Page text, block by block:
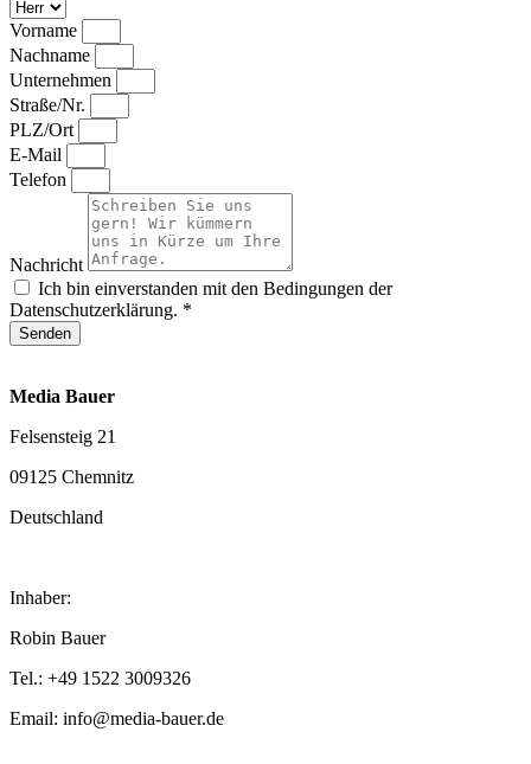
Vorname
Nachname
Unternehmen
Straße/Nr.
PLZ/Ort
E-Mail
Telefon
Nachricht
Ich bin einverstanden mit den Bedingungen der
Datenschutzerklärung. *
Senden
Media Bauer
Felsensteig 21
09125 Chemnitz
Deutschland
Inhaber:
Robin Bauer
Tel.: +49 1522 3009326
Email: info@media-bauer.de